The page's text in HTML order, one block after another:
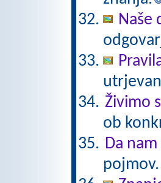
Naše
Živimo
ob
Da
pojmov.